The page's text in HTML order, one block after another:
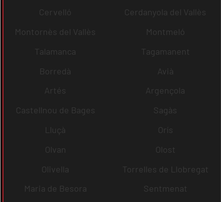
Cervelló
Cerdanyola del Vallès
Montornès del Vallès
Montmeló
Talamanca
Tagamanent
Borredà
Avià
Artés
Argençola
Castellnou de Bages
Sagàs
Lluçà
Orís
Olvan
Olost
Olivella
Torrelles de Llobregat
Maria de Besora
Sentmenat